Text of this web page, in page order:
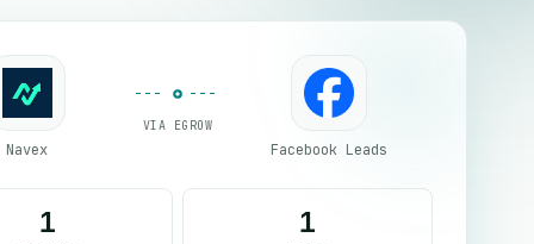
Navex
VIA EGROW
Facebook Leads
1 1